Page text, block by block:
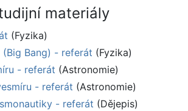
materiály
(Fyzika)
Bang) - referát (Fyzika)
- referát (Astronomie)
- referát (Astronomie)
- referát (Dějepis)